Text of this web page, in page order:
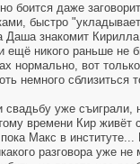
боится даже
быстро
знакомит
никого раньше не
нормально, вот
немного сблизиться
уже съиграли,
времени Кир живёт
Макс в
разговора уже